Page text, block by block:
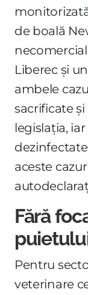
de boală
Liberec și
ambele
sacrificate
legislația,
aceste
Fără
Pentru
veterinare